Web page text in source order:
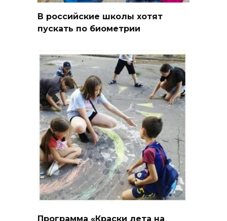
В российские школы хотят
пускать по биометрии
Программа «Краски лета на